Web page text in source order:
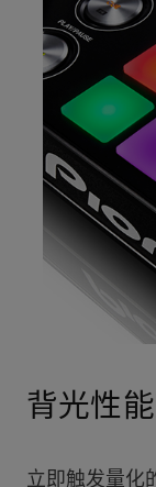
背光性
立即触发量化